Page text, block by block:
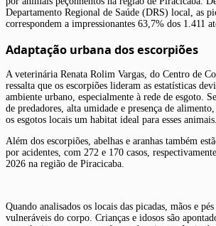
Departamento Regional de Saúde (DRS) local, as
correspondem a impressionantes 63,7% dos 1.411
Adaptação urbana dos escorpiões
A veterinária Renata Rolim Vargas, do Centro de
ressalta que os escorpiões lideram as estatísticas
ambiente urbano, especialmente à rede de esgoto.
de predadores, alta umidade e presença de
os esgotos locais um habitat ideal para esses animais.
Além dos escorpiões, abelhas e aranhas também
por acidentes, com 272 e 170 casos,
2026 na região de Piracicaba.
Quando analisados os locais das picadas, mãos e
vulneráveis do corpo. Crianças e idosos são